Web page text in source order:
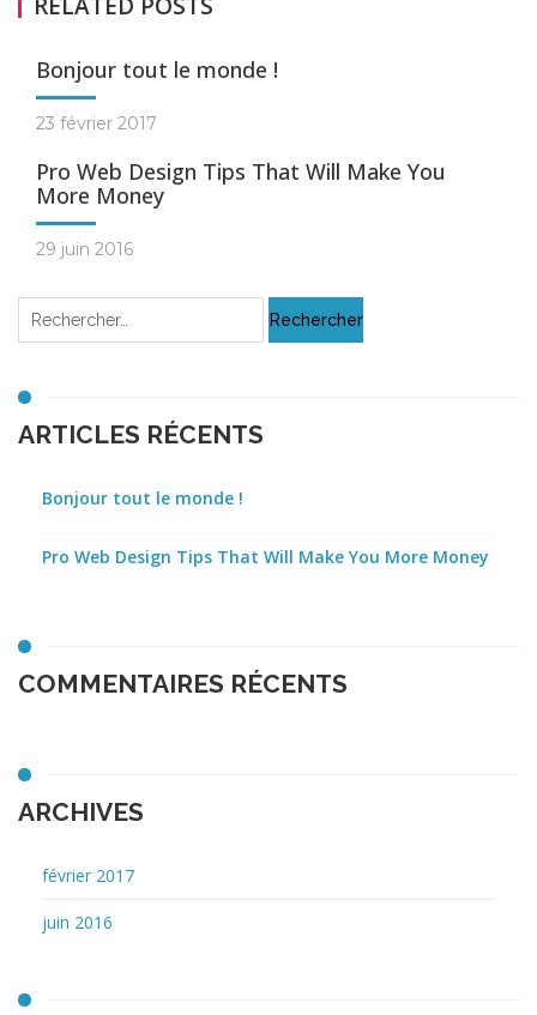
Bonjour tout le monde !
23 février 2017
Pro Web Design Tips That Will Make You
More Money
29 juin 2016
ARTICLES RÉCENTS
Bonjour tout le monde !
Pro Web Design Tips That Will Make You More Money
COMMENTAIRES RÉCENTS
ARCHIVES
février 2017
juin 2016